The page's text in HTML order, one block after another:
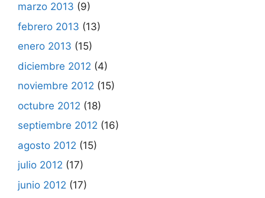
marzo 2013 (9)
febrero 2013 (13)
enero 2013 (15)
diciembre 2012 (4)
noviembre 2012 (15)
octubre 2012 (18)
septiembre 2012 (16)
agosto 2012 (15)
julio 2012 (17)
junio 2012 (17)